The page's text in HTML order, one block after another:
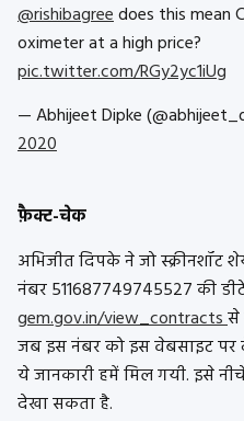
@rishibagreedoes this mean
oximeter at a high price?
pic.twitter.com/RGy2yc1iUg
— Abhijeet Dipke
2020
फ़ैक्ट-चेक
अभिजीत दिपके ने जो स्क्रीनशॉट
नंबर 511687749745527 की
gem.gov.in/view_contractsसे
जब इस नंबर को इस वेबसाइट पर
ये जानकारी हमें मिल गयी. इसे
देखा सकता है.